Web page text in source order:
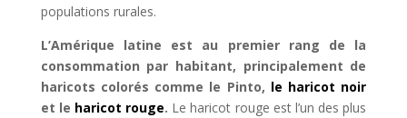
populations rurales.
L’Amérique latine est au premier rang de la
consommation par habitant, principalement de
haricots colorés comme le Pinto, le haricot noir
et le haricot rouge. Le haricot rouge est l’un des plus